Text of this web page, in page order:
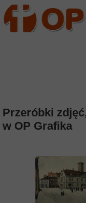
Przeróbki
w OP Grafika